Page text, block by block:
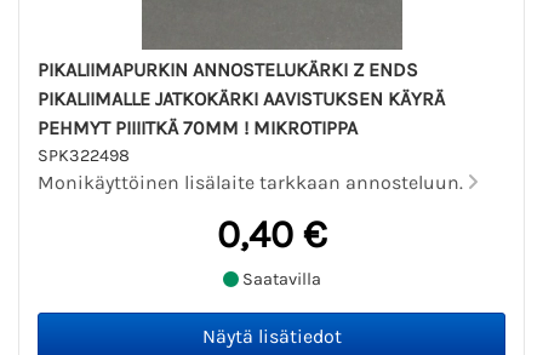
PIKALIIMAPURKIN ANNOSTELUKÄRKI Z ENDS
PIKALIIMALLE JATKOKÄRKI AAVISTUKSEN KÄYRÄ
PEHMYT PIIIITKÄ 70MM ! MIKROTIPPA
SPK322498
Monikäyttöinen lisälaite tarkkaan annosteluun.
0,40 €
Saatavilla